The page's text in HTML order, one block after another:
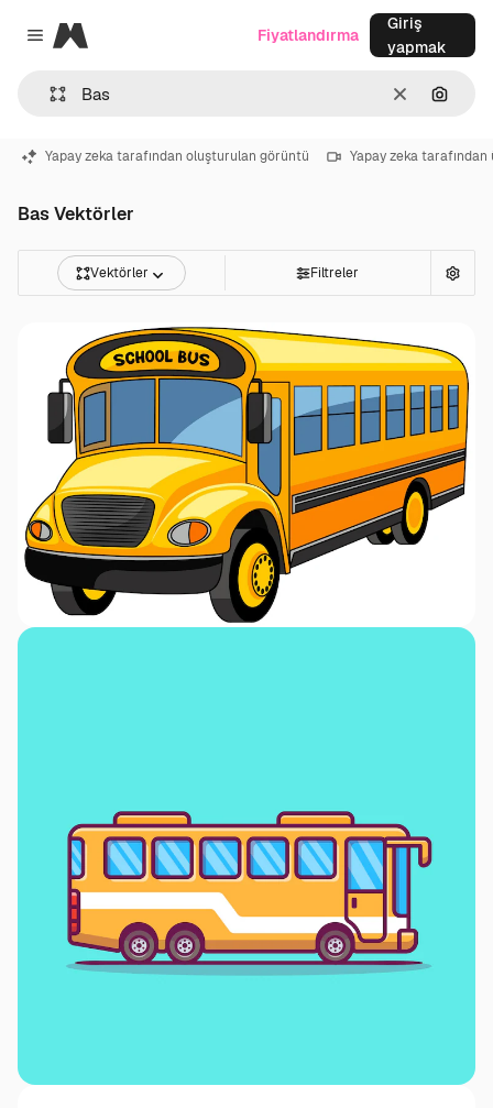
Close menu
Magnific
Temizlemek
Fiyatlandırma
Giriş
yapmak
Yapay zeka tarafından oluşturulan görüntü Yapay zeka
Bas Vektörler
Vektörler Filtreler